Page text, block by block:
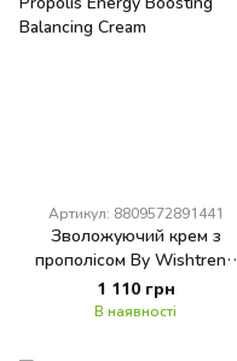
Артикул: 8809572891441
Зволожуючий крем з
прополісом By Wishtrend
Propolis Energy Boosting
Balancing Cream
1 110 грн
В наявності